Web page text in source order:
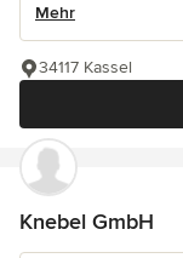
Mehr
34117 Kassel
Knebel GmbH